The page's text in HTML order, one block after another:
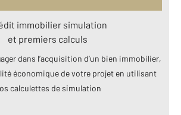
immobilier simulation
et premiers calculs
dans l’acquisition d’un bien immobilier,
économique de votre projet en utilisant
calculettes de simulation